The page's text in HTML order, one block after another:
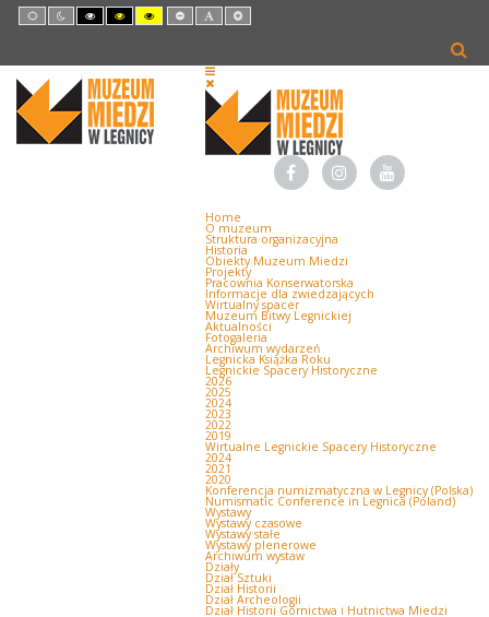
Default
mode
Night
mode
High
Contrast
High
Contrast
High
Contrast
Set
SmallerDefault
Set
Larger
Home
O muzeum
Struktura organizacyjna
Historia
Obiekty Muzeum Miedzi
Projekty
Pracownia Konserwatorska
Informacje dla zwiedzających
Wirtualny spacer
Muzeum Bitwy Legnickiej
Aktualności
Fotogaleria
Archiwum wydarzeń
Legnicka Książka Roku
Legnickie Spacery Historyczne
2026
2025
2024
2023
2022
2019
Wirtualne Legnickie Spacery Historyczne
2024
2021
2020
Konferencja numizmatyczna w Legnicy (Polska)
Numismatic Conference in Legnica (Poland)
Wystawy
Wystawy czasowe
Wystawy stałe
Wystawy plenerowe
Archiwum wystaw
Działy
Dział Sztuki
Dział Historii
Dział Archeologii
Dział Historii Górnictwa i Hutnictwa Miedzi